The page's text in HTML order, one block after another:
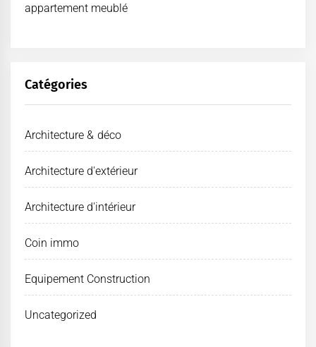
appartement meublé
Catégories
Architecture & déco
Architecture d'extérieur
Architecture d'intérieur
Coin immo
Equipement Construction
Uncategorized